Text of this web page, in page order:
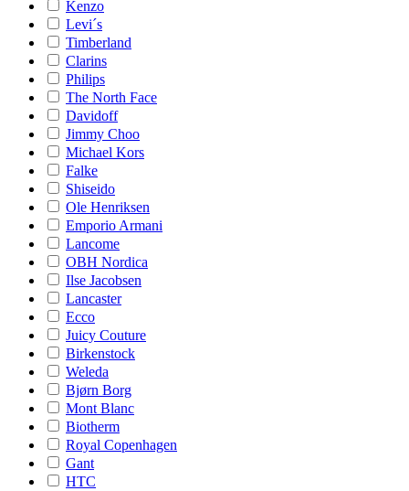
Kenzo
Levi´s
Timberland
Clarins
Philips
The North Face
Davidoff
Jimmy Choo
Michael Kors
Falke
Shiseido
Ole Henriksen
Emporio Armani
Lancome
OBH Nordica
Ilse Jacobsen
Lancaster
Ecco
Juicy Couture
Birkenstock
Weleda
Bjørn Borg
Mont Blanc
Biotherm
Royal Copenhagen
Gant
HTC